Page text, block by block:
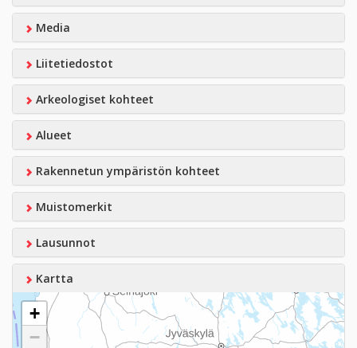
Media
Liitetiedostot
Arkeologiset kohteet
Alueet
Rakennetun ympäristön kohteet
Muistomerkit
Lausunnot
Kartta
+
−